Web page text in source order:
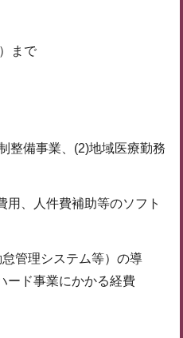
まで
整備事業、(2)地域医療勤務
用、人件費補助等のソフト
管理システム等）の導
ード事業にかかる経費